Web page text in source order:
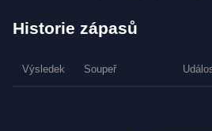
Historie zápasů
Výsledek Soupeř